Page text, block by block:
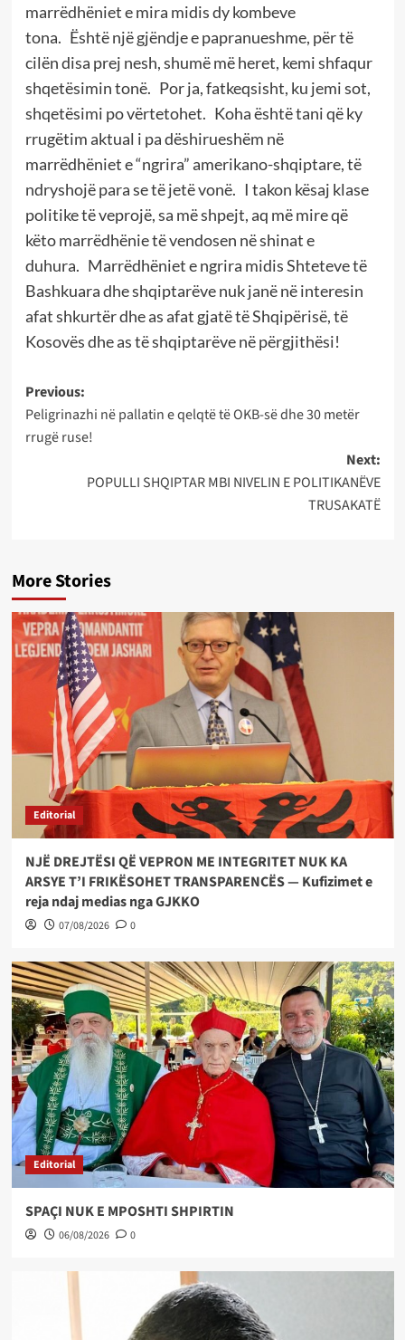
marrëdhëniet e mira midis dy kombeve
tona. Është një gjëndje e papranueshme, për të
cilën disa prej nesh, shumë më heret, kemi shfaqur
shqetësimin tonë. Por ja, fatkeqsisht, ku jemi sot,
shqetësimi po vërtetohet. Koha është tani që ky
rrugëtim aktual i pa dëshirueshëm në
marrëdhëniet e “ngrira” amerikano-shqiptare, të
ndryshojë para se të jetë vonë. I takon kësaj klase
politike të veprojë, sa më shpejt, aq më mire që
këto marrëdhënie të vendosen në shinat e
duhura. Marrëdhëniet e ngrira midis Shteteve të
Bashkuara dhe shqiptarëve nuk janë në interesin
afat shkurtër dhe as afat gjatë të Shqipërisë, të
Kosovës dhe as të shqiptarëve në përgjithësi!
Post
navigation
Previous:
Peligrinazhi në pallatin e qelqtë të OKB-së dhe 30 metër
rrugë ruse!
Next:
POPULLI SHQIPTAR MBI NIVELIN E POLITIKANËVE
TRUSAKATË
More Stories
Editorial
NJË DREJTËSI QË VEPRON ME INTEGRITET NUK KA
ARSYE T’I FRIKËSOHET TRANSPARENCËS — Kufizimet e
reja ndaj medias nga GJKKO
07/08/2026 0
Editorial
SPAÇI NUK E MPOSHTI SHPIRTIN
06/08/2026 0